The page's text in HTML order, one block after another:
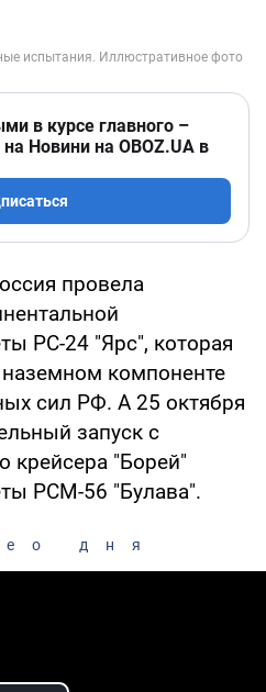
в курсе главного –
Новини на OBOZ.UA в
провела
РС-24 "Ярс", которая
компоненте
сил РФ. А 25 октября
запуск с
крейсера "Борей"
РСМ-56 "Булава".
дня